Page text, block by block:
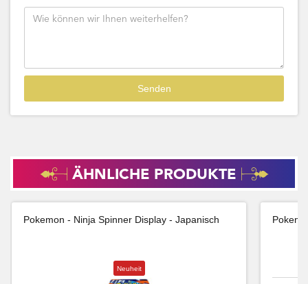
ÄHNLICHE PRODUKTE
Pokemon - Ninja Spinner Display - Japanisch
Neuheit